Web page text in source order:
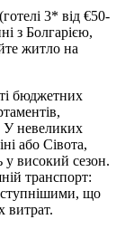
3* від €50-
з Болгарією,
житло на
бюджетних
У невеликих
або Сівота,
у високий сезон.
транспорт:
що
витрат.